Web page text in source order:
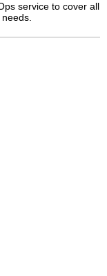
service to cover all